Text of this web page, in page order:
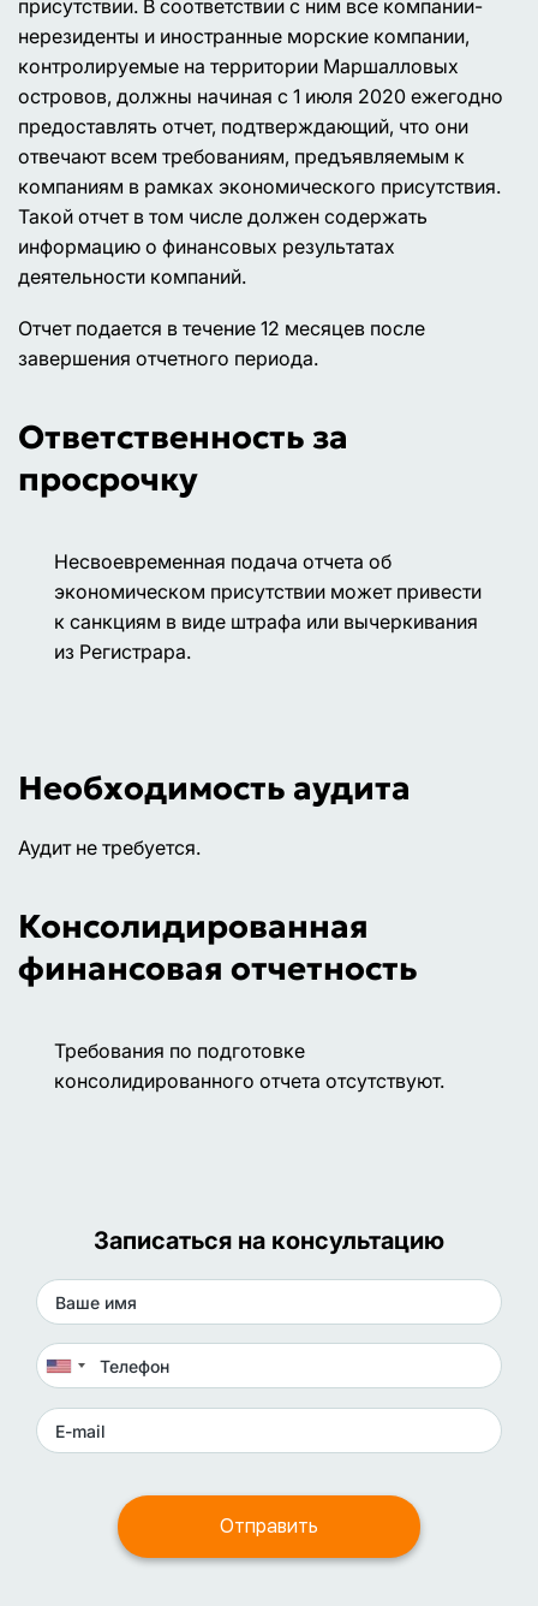
присутствии. В соответствии с ним все компании-
нерезиденты и иностранные морские компании,
контролируемые на территории Маршалловых
островов, должны начиная с 1 июля 2020 ежегодно
предоставлять отчет, подтверждающий, что они
отвечают всем требованиям, предъявляемым к
компаниям в рамках экономического присутствия.
Такой отчет в том числе должен содержать
информацию о финансовых результатах
деятельности компаний.
Отчет подается в течение 12 месяцев после
завершения отчетного периода.
Ответственность за
просрочку
Несвоевременная подача отчета об
экономическом присутствии может привести
к санкциям в виде штрафа или вычеркивания
из Регистрара.
Необходимость аудита
Аудит не требуется.
Консолидированная
финансовая отчетность
Требования по подготовке
консолидированного отчета отсутствуют.
Записаться на консультацию